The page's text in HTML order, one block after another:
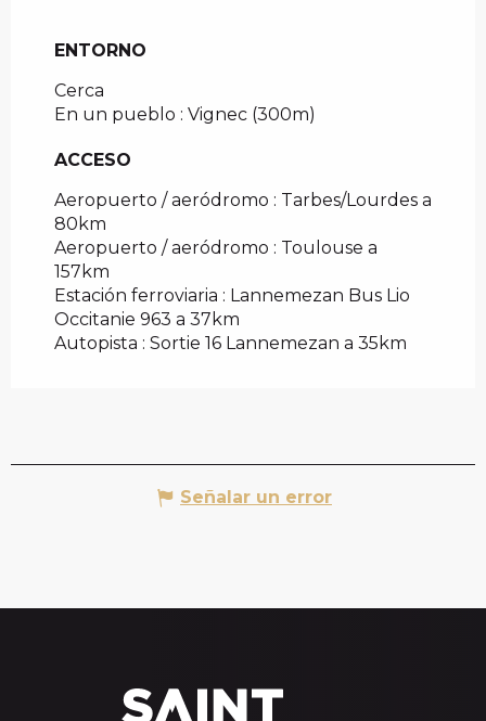
ENTORNO
ENTORNO
Cerca
En un pueblo : Vignec (300m)
ACCESO
ACCESO
Aeropuerto / aeródromo : Tarbes/Lourdes a
80km
Aeropuerto / aeródromo : Toulouse a
157km
Estación ferroviaria : Lannemezan Bus Lio
Occitanie 963 a 37km
Autopista : Sortie 16 Lannemezan a 35km
Señalar un error